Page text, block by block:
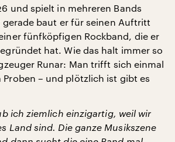
und spielt in mehreren Bands
baut er für seinen Auftritt
fünfköpfigen Rockband, die er
hat. Wie das halt immer so
Runar: Man trifft sich einmal
Proben – und plötzlich ist gibt es
ich ziemlich einzigartig, weil wir
Land sind. Die ganze Musikszene